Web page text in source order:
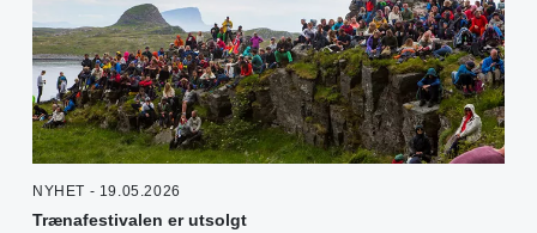
NYHET - 19.05.2026
Trænafestivalen er utsolgt